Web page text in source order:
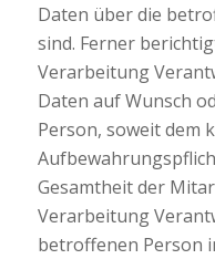
Daten über die
sind. Ferner
Verarbeitung
Daten auf Wunsch
Person, soweit dem
Gesamtheit der
Verarbeitung
betroffenen Person